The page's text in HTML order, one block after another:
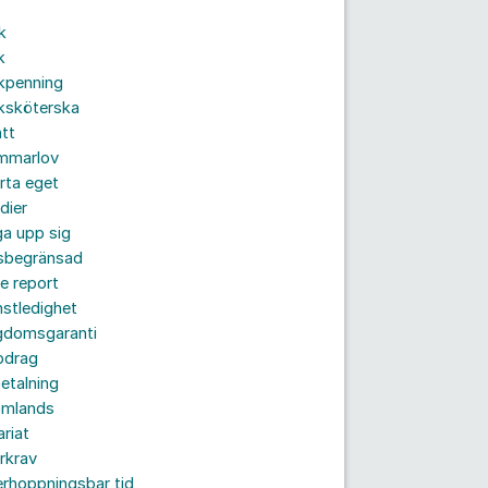
eget
upp sig
report
tid